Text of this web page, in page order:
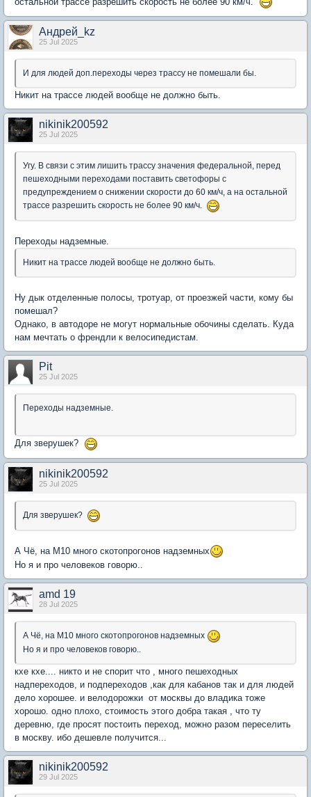
Андрей_kz
25 Jul 2025
И для людей доп.переходы через трассу не помешали бы.
Никит на трассе людей вообще не должно быть.
nikinik200592
25 Jul 2025
Угу. В связи с этим лишить трассу значения федеральной, перед
пешеходными переходами поставить светофоры с
предупреждением о снижении скорости до 60 км/ч, а на остальной
трассе разрешить скорость не более 90 км/ч.
Переходы надземные.
Никит на трассе людей вообще не должно быть.
Ну дык отделенные полосы, тротуар, от проезжей части, кому бы
помешал?
Однако, в автодоре не могут нормальные обочины сделать. Куда
нам мечтать о френдли к велосипедистам.
Pit
25 Jul 2025
Переходы надземные.
Для зверушек?
nikinik200592
25 Jul 2025
Для зверушек?
А Чё, на М10 много скотопрогонов надземных
Но я и про человеков говорю..
amd 19
28 Jul 2025
А Чё, на М10 много скотопрогонов надземных
Но я и про человеков говорю..
кхе кхе.... никто и не спорит что , много пешеходных
надпереходов, и подпереходов ,как для кабанов так и для людей
дело хорошее. и велодорожки от москвы до владика тоже
хорошо. одно плохо, стоимость этого добра такая , что ту
деревню, где просят постоить переход, можно разом переселить
в москву. ибо дешевле получится...
nikinik200592
29 Jul 2025